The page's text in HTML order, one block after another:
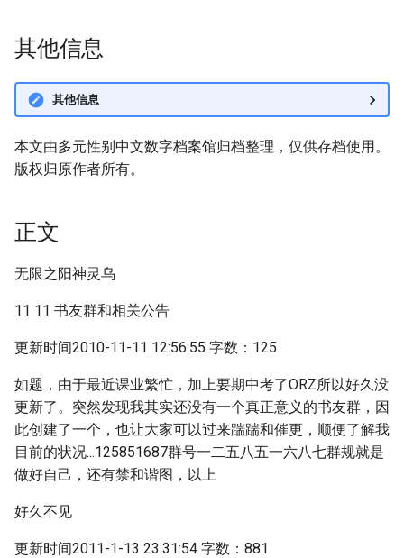
其他信息
其他信息
本文由多元性别中文数字档案馆归档整理，仅供存档使用。
版权归原作者所有。
正文
无限之阳神灵乌
11 11 书友群和相关公告
更新时间2010-11-11 12:56:55 字数：125
如题，由于最近课业繁忙，加上要期中考了ORZ所以好久没
更新了。突然发现我其实还没有一个真正意义的书友群，因
此创建了一个，也让大家可以过来踹踹和催更，顺便了解我
目前的状况...125851687群号一二五八五一六八七群规就是
做好自己，还有禁和谐图，以上
好久不见
更新时间2011-1-13 23:31:54 字数：881